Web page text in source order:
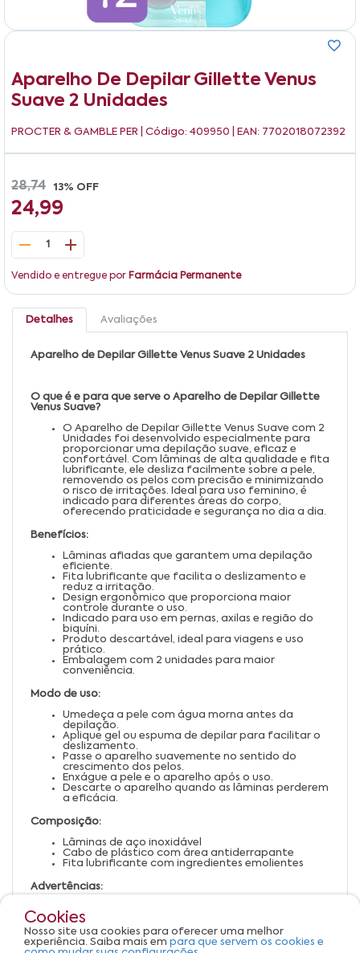
Aparelho De Depilar Gillette Venus
Suave 2 Unidades
PROCTER & GAMBLE PER | Código: 409950 | EAN: 7702018072392
28,74 13% OFF
24,99
1
Vendido e entregue por Farmácia Permanente
Detalhes Avaliações
Aparelho de Depilar Gillette Venus Suave 2 Unidades
O que é e para que serve o Aparelho de Depilar Gillette
Venus Suave?
O Aparelho de Depilar Gillette Venus Suave com 2
Unidades foi desenvolvido especialmente para
proporcionar uma depilação suave, eficaz e
confortável. Com lâminas de alta qualidade e fita
lubrificante, ele desliza facilmente sobre a pele,
removendo os pelos com precisão e minimizando
o risco de irritações. Ideal para uso feminino, é
indicado para diferentes áreas do corpo,
oferecendo praticidade e segurança no dia a dia.
Benefícios:
Lâminas afiadas que garantem uma depilação
eficiente.
Fita lubrificante que facilita o deslizamento e
reduz a irritação.
Design ergonômico que proporciona maior
controle durante o uso.
Indicado para uso em pernas, axilas e região do
biquíni.
Produto descartável, ideal para viagens e uso
prático.
Embalagem com 2 unidades para maior
conveniência.
Modo de uso:
Umedeça a pele com água morna antes da
depilação.
Aplique gel ou espuma de depilar para facilitar o
deslizamento.
Passe o aparelho suavemente no sentido do
crescimento dos pelos.
Enxágue a pele e o aparelho após o uso.
Descarte o aparelho quando as lâminas perderem
a eficácia.
Composição:
Lâminas de aço inoxidável
Cabo de plástico com área antiderrapante
Fita lubrificante com ingredientes emolientes
Advertências:
Manter fora do alcance de crianças.
Não utilizar em pele irritada ou lesionada.
Descartar após perda de desempenho das
lâminas.
Cookies
Nosso site usa cookies para oferecer uma melhor
experiência. Saiba mais em para que servem os cookies e